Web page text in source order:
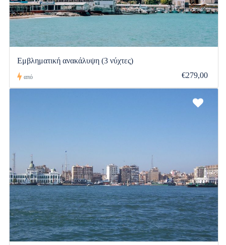
Εμβληματική ανακάλυψη (3 νύχτες)
από €279,00